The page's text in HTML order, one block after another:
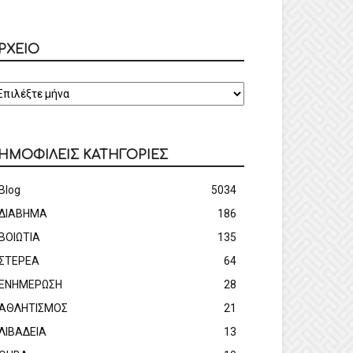
ΚΑΤΗΓΟΡΙΕΣ
Blog
5034
186
ΒΟΙΩΤΙΑ
135
64
ΕΝΗΜΕΡΩΣΗ
28
21
13